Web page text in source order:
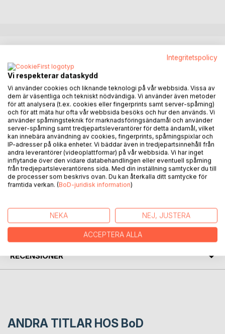
Det är fascinerande att läsa alla berättelser om hur
lantmätarna sökt sig ut och påverkat så mycket av dagens
Sverige -- och numera också ut i världen och upp i rymden.
För mig blev det en bekräftelse på vad jag redan sett som
historiker. Samspelet mellan mätningarna, juridiken och
ekonomin har gjort att jag mött lantmätarna överallt under
seklernas gång, från förhistorien, den moderna statens
grundläggning, jordbrukets omvälvning till
ingenjörskonstens betydelse för det moderna samhället.
Skriver Gunnar Wetterberg i sitt förord till boken.
KOMMENTARER I PRESSEN
RECENSIONER
ANDRA TITLAR HOS BoD
Integritetspolicy
Vi respekterar dataskydd
Vi använder cookies och liknande teknologi på vår webbsida. Vissa av
dem är väsentliga och tekniskt nödvändiga. Vi använder även metoder
för att analysera (t.ex. cookies eller fingerprints samt server-spårning)
och för att mäta hur ofta vår webbsida besöks och hur den används. Vi
använder spårningsteknik för marknadsföringsändamål och använder
server-spårning samt tredjepartsleverantörer för detta ändamål, vilket
kan innebära användning av cookies, fingerprints, spårningspixlar och
IP-adresser på olika enheter. Vi bäddar även in tredjepartsinnehåll från
andra leverantörer (videoplattformar) på vår webbsida. Vi har inget
inflytande över den vidare databehandlingen eller eventuell spårning
från tredjepartsleverantörens sida. Med din inställning samtycker du till
de processer som beskrivs ovan. Du kan återkalla ditt samtycke för
framtida verkan. (BoD-juridisk information)
NEKA NEJ, JUSTERA
ACCEPTERA ALLA